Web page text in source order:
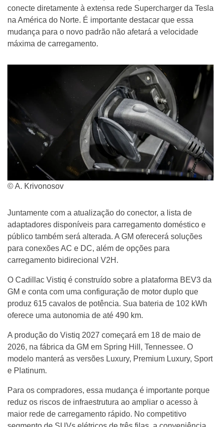
conecte diretamente à extensa rede Supercharger da Tesla
na América do Norte. É importante destacar que essa
mudança para o novo padrão não afetará a velocidade
máxima de carregamento.
© A. Krivonosov
Juntamente com a atualização do conector, a lista de
adaptadores disponíveis para carregamento doméstico e
público também será alterada. A GM oferecerá soluções
para conexões AC e DC, além de opções para
carregamento bidirecional V2H.
O Cadillac Vistiq é construído sobre a plataforma BEV3 da
GM e conta com uma configuração de motor duplo que
produz 615 cavalos de potência. Sua bateria de 102 kWh
oferece uma autonomia de até 490 km.
A produção do Vistiq 2027 começará em 18 de maio de
2026, na fábrica da GM em Spring Hill, Tennessee. O
modelo manterá as versões Luxury, Premium Luxury, Sport
e Platinum.
Para os compradores, essa mudança é importante porque
reduz os riscos de infraestrutura ao ampliar o acesso à
maior rede de carregamento rápido. No competitivo